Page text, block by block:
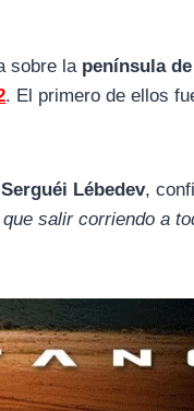
sobre la península de
. El primero de ellos
Lébedev,
salir corriendo a